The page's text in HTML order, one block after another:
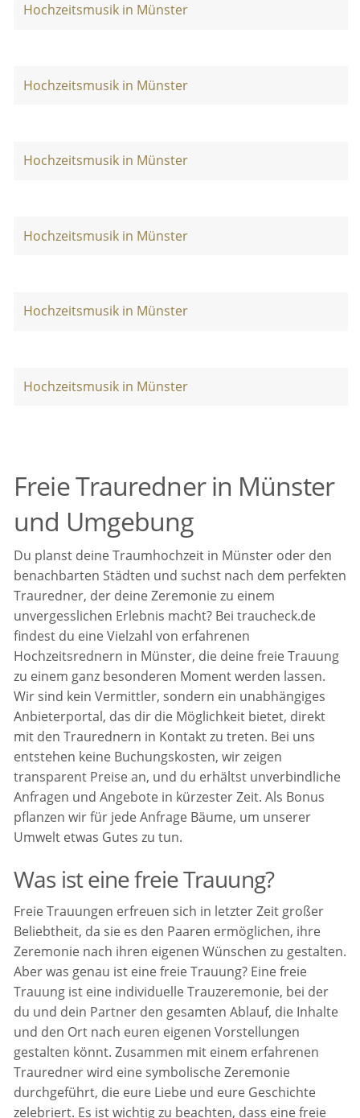
Hochzeitsmusik in Münster
Hochzeitsmusik in Münster
Hochzeitsmusik in Münster
Hochzeitsmusik in Münster
Hochzeitsmusik in Münster
Hochzeitsmusik in Münster
Freie Trauredner in Münster
und Umgebung
Du planst deine Traumhochzeit in Münster oder den
benachbarten Städten und suchst nach dem perfekten
Trauredner, der deine Zeremonie zu einem
unvergesslichen Erlebnis macht? Bei traucheck.de
findest du eine Vielzahl von erfahrenen
Hochzeitsrednern in Münster, die deine freie Trauung
zu einem ganz besonderen Moment werden lassen.
Wir sind kein Vermittler, sondern ein unabhängiges
Anbieterportal, das dir die Möglichkeit bietet, direkt
mit den Traurednern in Kontakt zu treten. Bei uns
entstehen keine Buchungskosten, wir zeigen
transparent Preise an, und du erhältst unverbindliche
Anfragen und Angebote in kürzester Zeit. Als Bonus
pflanzen wir für jede Anfrage Bäume, um unserer
Umwelt etwas Gutes zu tun.
Was ist eine freie Trauung?
Freie Trauungen erfreuen sich in letzter Zeit großer
Beliebtheit, da sie es den Paaren ermöglichen, ihre
Zeremonie nach ihren eigenen Wünschen zu gestalten.
Aber was genau ist eine freie Trauung? Eine freie
Trauung ist eine individuelle Trauzeremonie, bei der
du und dein Partner den gesamten Ablauf, die Inhalte
und den Ort nach euren eigenen Vorstellungen
gestalten könnt. Zusammen mit einem erfahrenen
Trauredner wird eine symbolische Zeremonie
durchgeführt, die eure Liebe und eure Geschichte
zelebriert. Es ist wichtig zu beachten, dass eine freie